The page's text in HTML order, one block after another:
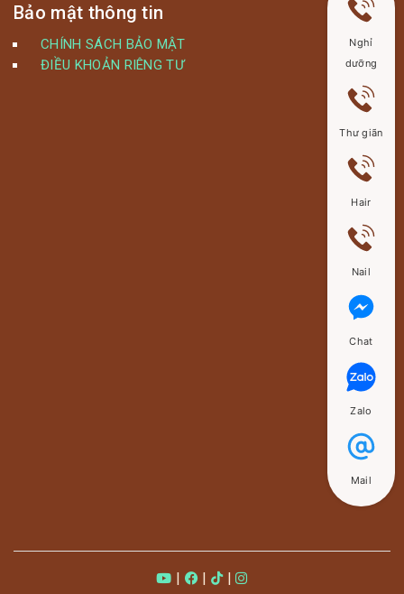
Bảo mật thông tin
CHÍNH SÁCH BẢO MẬT
ĐIỀU KHOẢN RIÊNG TƯ
| | |
Nghỉ
dưỡng
Thư giãn
Hair
Nail
Chat
Zalo
Mail